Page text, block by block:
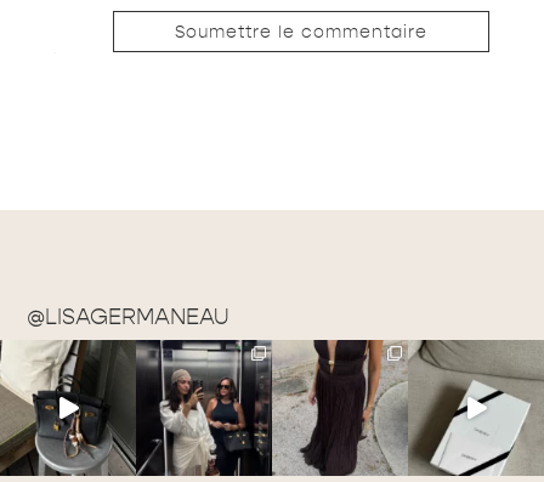
Soumettre le commentaire
@LISAGERMANEAU